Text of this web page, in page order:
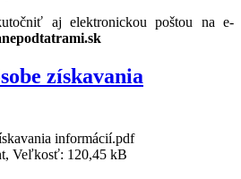
aj elektronickou poštou na e-
získavania
informácií.pdf
Veľkosť: 120,45 kB